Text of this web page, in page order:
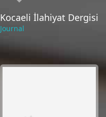
Kocaeli İlahiyat Dergisi
Journal